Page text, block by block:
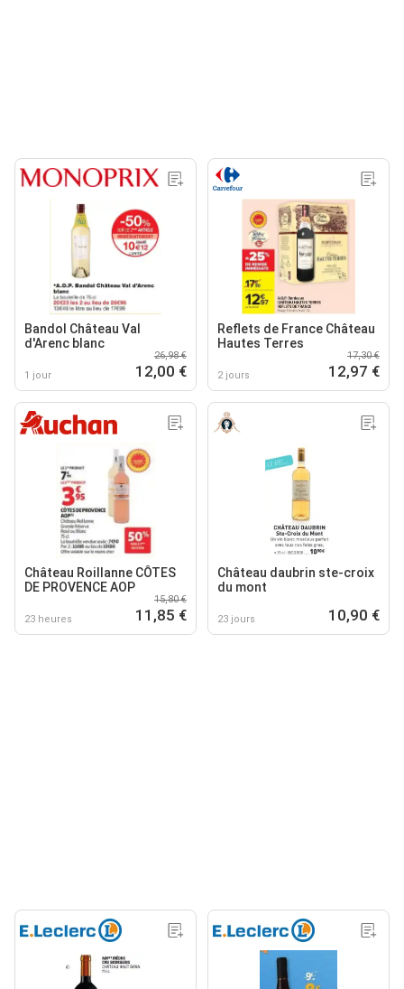
Bandol Château Val
d'Arenc blanc
1 jour
26,98 €
12,00 €
Reflets de France Château
Hautes Terres
2 jours
17,30 €
12,97 €
Château Roillanne CÔTES
DE PROVENCE AOP
23 heures
15,80 €
11,85 €
Château daubrin ste-croix
du mont
23 jours 10,90 €